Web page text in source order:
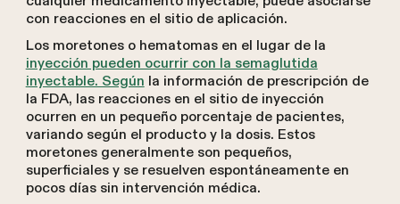
con reacciones en el sitio de aplicación.
Los moretones o hematomas en el lugar de la
inyección pueden ocurrir con la semaglutida
inyectable. Según la información de prescripción de
la FDA, las reacciones en el sitio de inyección
ocurren en un pequeño porcentaje de pacientes,
variando según el producto y la dosis. Estos
moretones generalmente son pequeños,
superficiales y se resuelven espontáneamente en
pocos días sin intervención médica.